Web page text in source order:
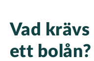
Vad
ett bolån?